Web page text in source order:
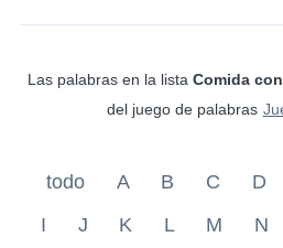
Las palabras en la lista Comida
del juego de palabras
todo A B C D
I
J K L M N